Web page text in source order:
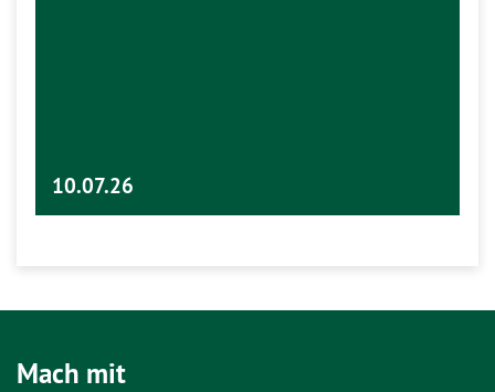
10.07.26
Mach mit